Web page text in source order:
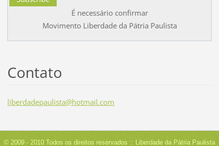
É necessário confirmar
Movimento Liberdade da Pátria Paulista
Contato
liberdadepaulista@hotmail.com
© 2009 - 2010 Todos os direitos reservados :: Liberdade da Pátria Paulista